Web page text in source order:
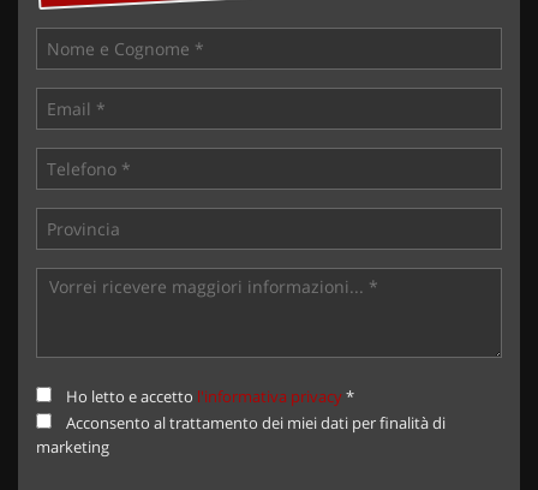
Ho letto e accetto l'informativa privacy*
Acconsento al trattamento dei miei dati per finalità di
marketing